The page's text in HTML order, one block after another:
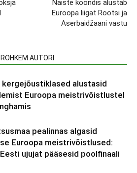
Naiste koondis alustab
Euroopa liigat Rootsi ja
Aserbaidžaani vastu
ROHKEM AUTORI
kergejõustiklased alustasid
Euroopa meistrivõistlustel
pealinnas algasid
Euroopa meistrivõistlused:
ujujat pääsesid poolfinaali